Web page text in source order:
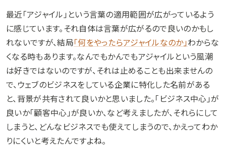
最近「アジャイル」という言葉の適用範囲が広がっているよう
に感じています。それ自体は言葉が広がるので良いのかもし
れないですが、結局「何をやったらアジャイルなのか」わからな
くなる時もあります。なんでもかんでもアジャイルという風潮
は好きではないのですが、それは止めることも出来ませんの
で、ウェブのビジネスをしている企業に特化した名前がある
と、背景が共有されて良いかと思いました。「ビジネス中心」が
良いか「顧客中心」が良いか、など考えましたが、それらにして
しまうと、どんなビジネスでも使えてしまうので、かえってわか
りにくいと考えたんですよね。